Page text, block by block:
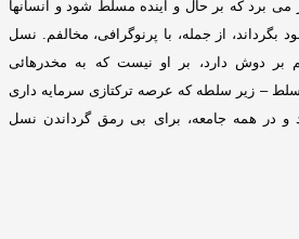
می برد که بر حال و آینده مسلط شود و انسانها
بگرداند، از جمله، با پرنوگرافی، مخالفم
نسل
بر دوش دارد، بر او نیست که به مخدرهائی
– زیر سلطه که عرصه ترکتازی سرمایه داری
و در همه جامعه، برای بی رمق گرداندن نسل